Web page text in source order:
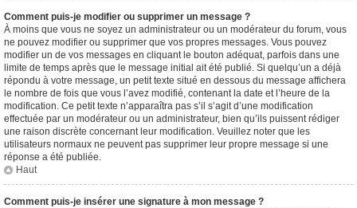
Comment puis-je modifier ou supprimer un message ?
À moins que vous ne soyez un administrateur ou un modérateur du forum, vous
ne pouvez modifier ou supprimer que vos propres messages. Vous pouvez
modifier un de vos messages en cliquant le bouton adéquat, parfois dans une
limite de temps après que le message initial ait été publié. Si quelqu’un a déjà
répondu à votre message, un petit texte situé en dessous du message affichera
le nombre de fois que vous l’avez modifié, contenant la date et l’heure de la
modification. Ce petit texte n’apparaîtra pas s’il s’agit d’une modification
effectuée par un modérateur ou un administrateur, bien qu’ils puissent rédiger
une raison discrète concernant leur modification. Veuillez noter que les
utilisateurs normaux ne peuvent pas supprimer leur propre message si une
réponse a été publiée.
Haut
Comment puis-je insérer une signature à mon message ?